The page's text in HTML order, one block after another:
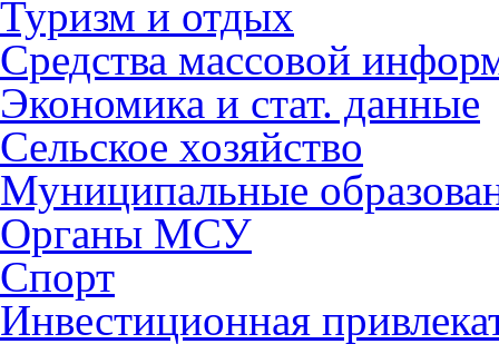
Туризм и отдых
Средства массовой
Экономика и стат. данные
Сельское хозяйство
Муниципальные
Органы МСУ
Спорт
Инвестиционная